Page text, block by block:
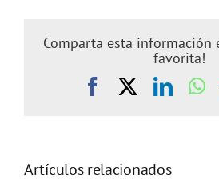
Comparta esta información
favorita!
Facebook
Artículos relacionados
Video